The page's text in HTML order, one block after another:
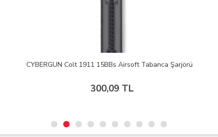
CYBERGUN Colt 1911 15BBs Airsoft Tabanca Şarjörü
300,09 TL